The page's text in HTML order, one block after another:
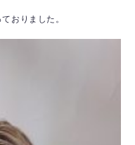
おりました。